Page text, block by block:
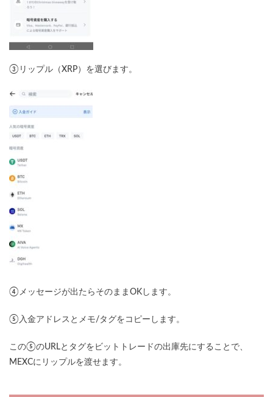
③リップル（XRP）を選びます。
④メッセージが出たらそのままOKします。
⑤入金アドレスとメモ/タグをコピーします。
この⑤のURLとタグをビットトレードの出庫先にすることで、
MEXCにリップルを渡せます。